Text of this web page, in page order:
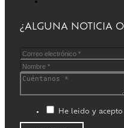
¿ALGUNA NOTICIA
He leido y